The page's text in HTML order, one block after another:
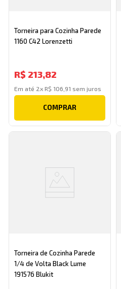
Torneira para Cozinha Parede
1160 C42 Lorenzetti
R$ 213,82
Em até 2xR$ 106 91 sem juros
COMPRAR
Torneira de Cozinha Parede
1/4 de Volta Black Lume
191576 Blukit